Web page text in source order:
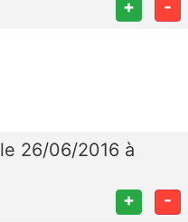
+ -
le 26/06/2016 à
+ -